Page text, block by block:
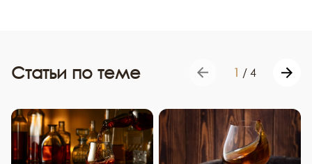
Статьи по теме 1 / 4